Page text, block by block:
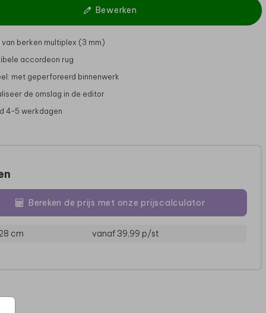
WIJNETIKET
Bewerken
van berken multiplex (3 mm)
accordeon rug
met geperforeerd binnenwerk
de omslag in de editor
4-5 werkdagen
Bereken de prijs met onze prijscalculator
cm vanaf 39,99 p/st